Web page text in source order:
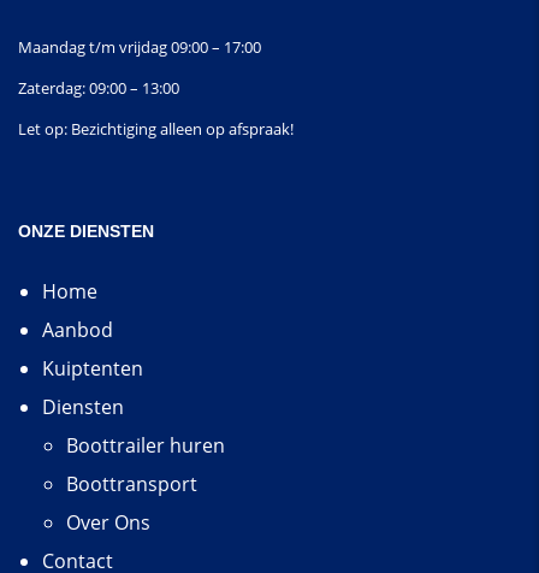
Maandag t/m vrijdag 09:00 – 17:00
Zaterdag: 09:00 – 13:00
Let op: Bezichtiging alleen op afspraak!
ONZE DIENSTEN
Home
Aanbod
Kuiptenten
Diensten
Boottrailer huren
Boottransport
Over Ons
Contact